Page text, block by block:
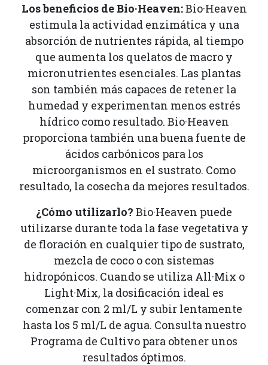
Los beneficios de Bio·Heaven:Bio·Heaven
estimula la actividad enzimática y una
absorción de nutrientes rápida, al tiempo
que aumenta los quelatos de macro y
micronutrientes esenciales. Las plantas
son también más capaces de retener la
humedad y experimentan menos estrés
hídrico como resultado. Bio·Heaven
proporciona también una buena fuente de
ácidos carbónicos para los
microorganismos en el sustrato. Como
resultado, la cosecha da mejores resultados.
¿Cómo utilizarlo? Bio·Heaven puede
utilizarse durante toda la fase vegetativa y
de floración en cualquier tipo de sustrato,
mezcla de coco o con sistemas
hidropónicos. Cuando se utiliza All·Mix o
Light·Mix, la dosificación ideal es
comenzar con 2 ml/L y subir lentamente
hasta los 5 ml/L de agua. Consulta nuestro
Programa de Cultivo para obtener unos
resultados óptimos.